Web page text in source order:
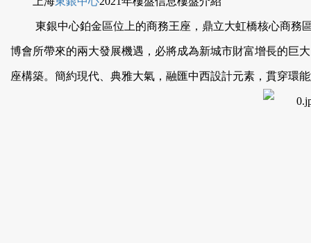
東銀中心鉑金區位上的商務王座，鼎立大虹橋核心商務區
博會所帶來的兩大發展機遇，必將成為新城市財富增長的巨
座構築。簡約現代、典雅大氣，融匯中西設計元素，貫穿